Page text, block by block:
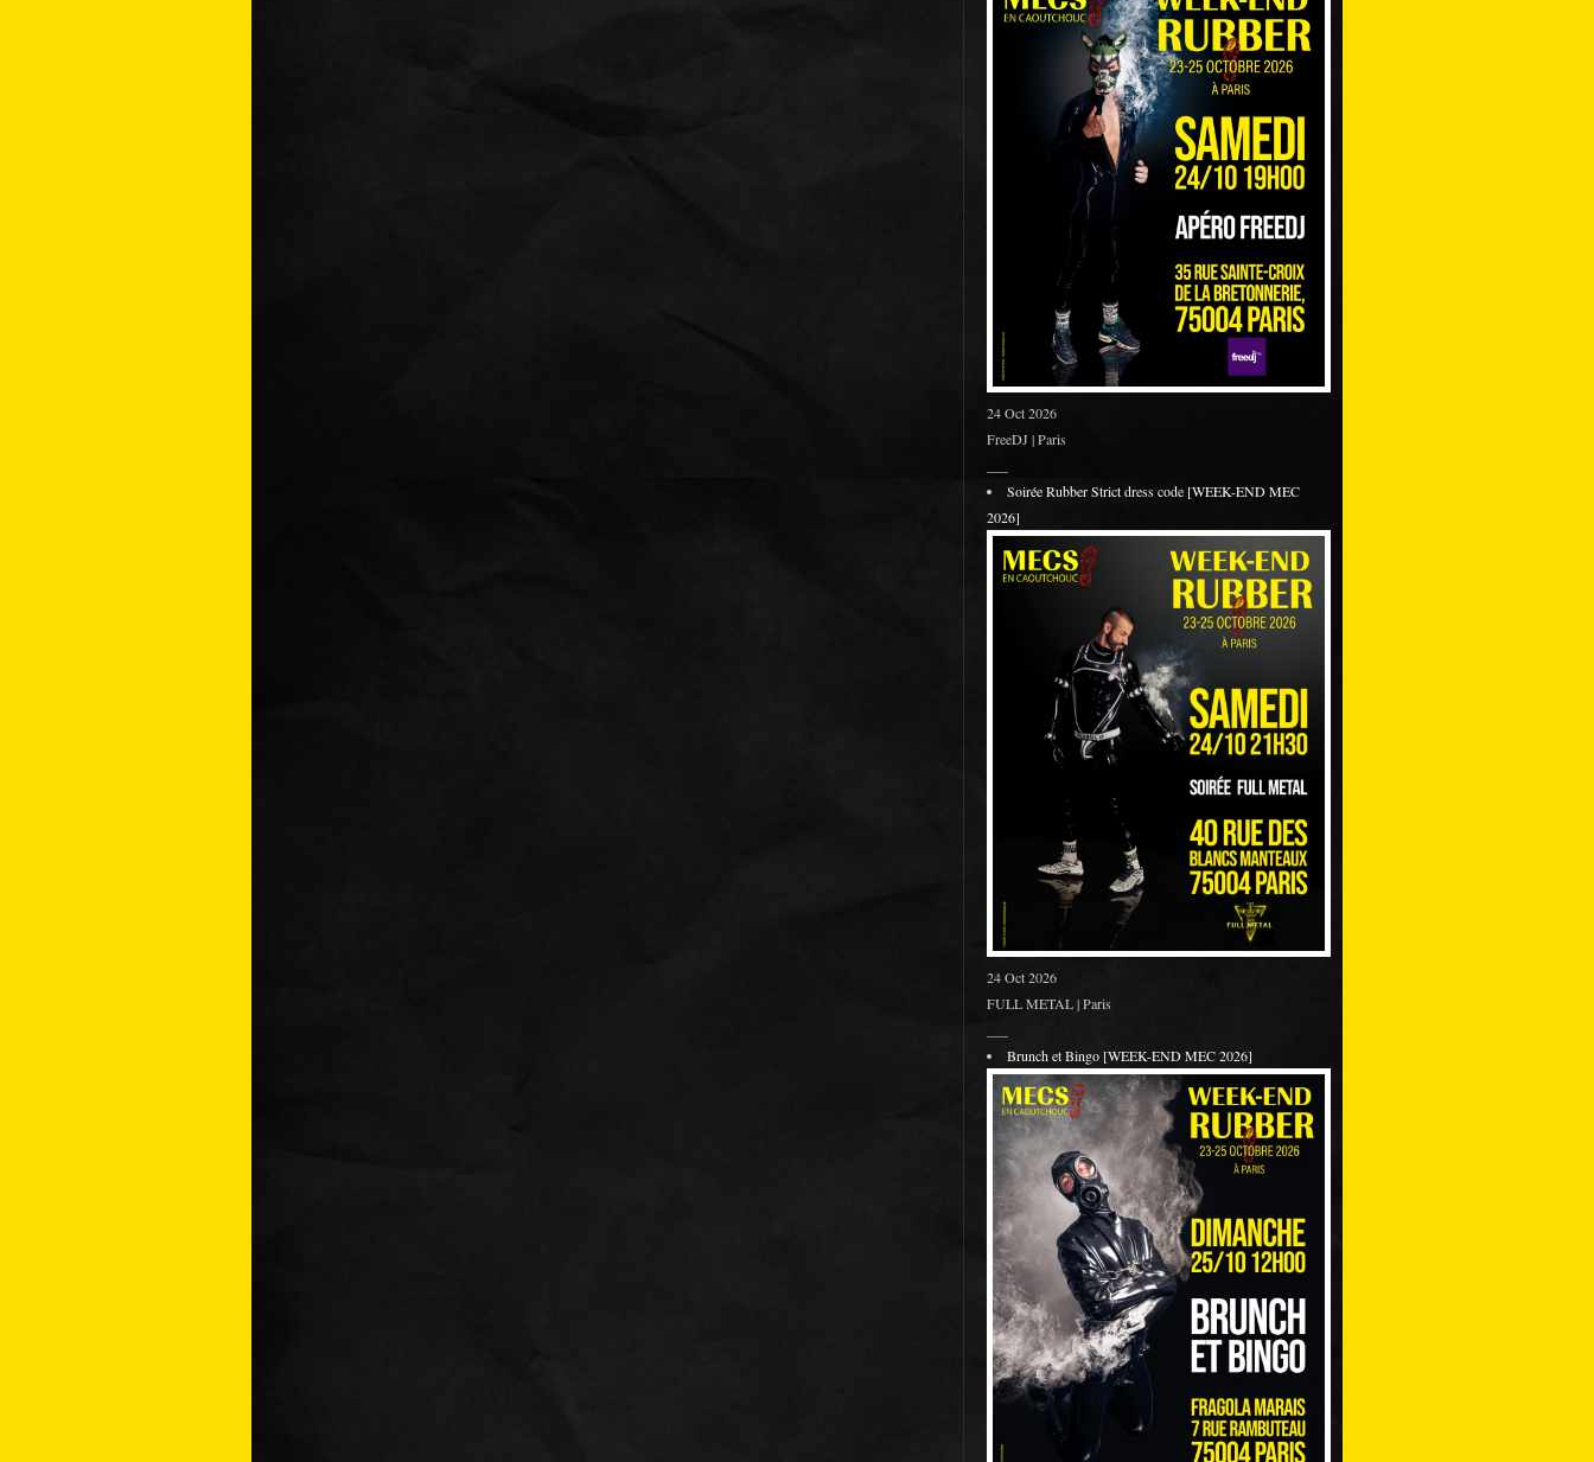
24 Oct 2026
FreeDJ | Paris
Soirée Rubber Strict dress code [WEEK-END MEC
2026]
24 Oct 2026
FULL METAL | Paris
Brunch et Bingo [WEEK-END MEC 2026]